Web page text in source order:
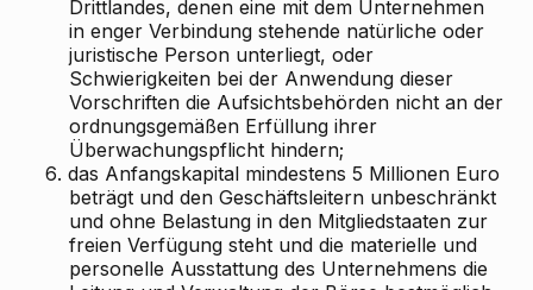
Drittlandes, denen eine mit dem Unternehmen
in enger Verbindung stehende natürliche oder
juristische Person unterliegt, oder
Schwierigkeiten bei der Anwendung dieser
Vorschriften die Aufsichtsbehörden nicht an der
ordnungsgemäßen Erfüllung ihrer
Überwachungspflicht hindern;
6. das Anfangskapital mindestens 5 Millionen Euro
beträgt und den Geschäftsleitern unbeschränkt
und ohne Belastung in den Mitgliedstaaten zur
freien Verfügung steht und die materielle und
personelle Ausstattung des Unternehmens die